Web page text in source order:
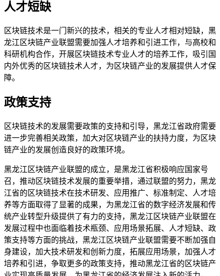
人才短缺
区块链技术是一门新兴的技术，相关的专业人才相对短缺，黑
龙江区块链产业联盟需要加强人才培养和引进工作，与高校和
科研机构合作，开展区块链技术专业人才的培养工作，吸引国
内外优秀的区块链技术人才，为区块链产业的发展提供人才保
障。
政策支持
区块链技术的发展需要政策的支持和引导，黑龙江省政府需要
进一步完善相关政策，加大对区块链产业的扶持力度，为区块
链产业的发展创造良好的政策环境。
黑龙江区块链产业联盟的成立，是黑龙江省积极响应国家号
召，推动区块链技术发展的重要举措，通过联盟的努力，黑龙
江省的区块链技术在技术研发、应用推广、标准制定、人才培
养等方面取得了显著的成果，为黑龙江省的数字经济发展和传
统产业转型升级提供了有力的支持，黑龙江区块链产业联盟在
发展过程中也面临着技术瓶颈、应用场景拓展、人才短缺、政
策支持等方面的挑战，黑龙江区块链产业联盟需要不断加强自
身建设，加大技术研发和创新力度，拓展应用场景，加强人才
培养和引进，争取更多的政策支持，推动黑龙江省的区块链产